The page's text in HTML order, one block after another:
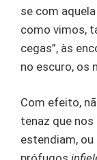
se com
como vimos,
cegas”, às
no escuro, os
Com efeito,
tenaz que nos
estendiam, ou